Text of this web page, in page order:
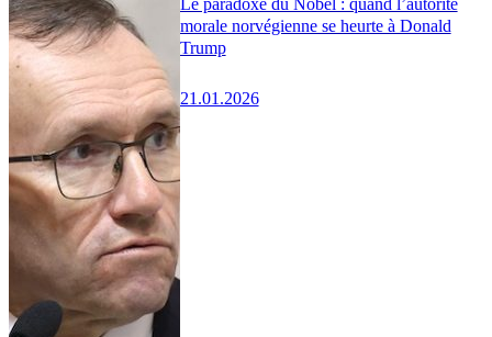
Le paradoxe du Nobel : quand l’autorité
morale norvégienne se heurte à Donald
Trump
21.01.2026